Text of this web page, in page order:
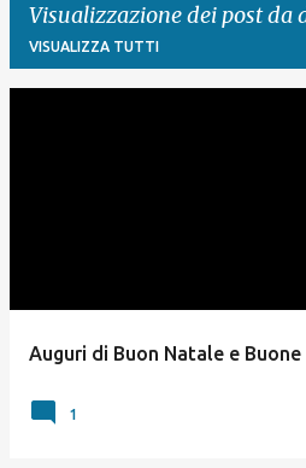
Visualizzazione dei post da
VISUALIZZA TUTTI
Auguri di Buon Natale e Buone
1